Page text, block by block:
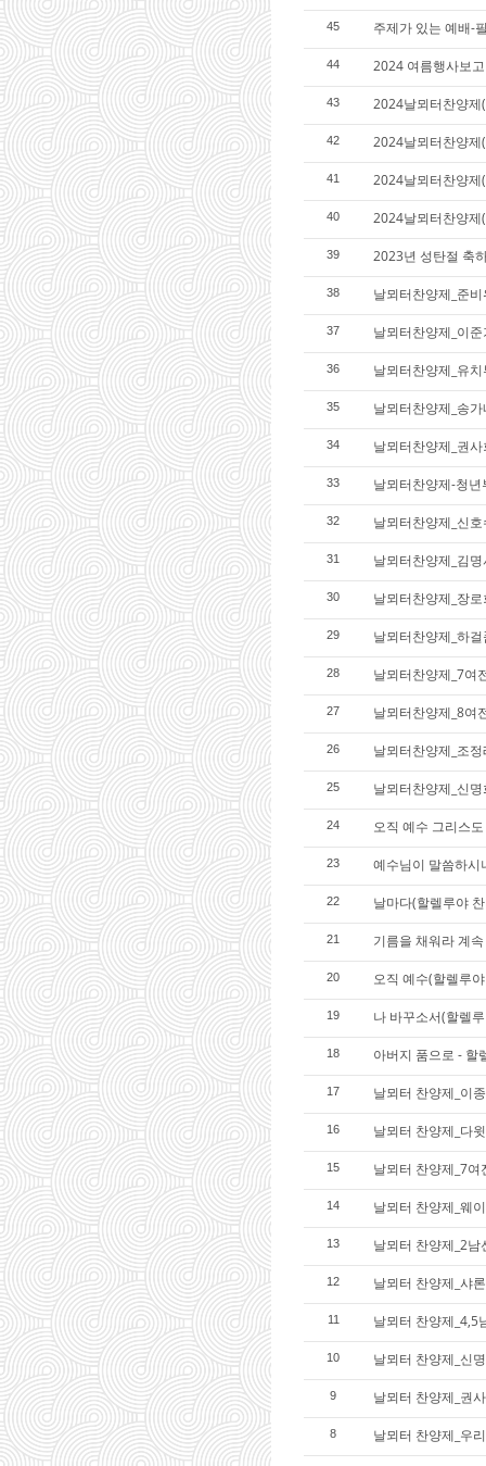
45 주제가 있는 예배-
44 2024 여름행사보고
43 2024날뫼터찬양제
42 2024날뫼터찬양
41 2024날뫼터찬양제
40 2024날뫼터찬양제
39 2023년 성탄절 축
38 날뫼터찬양제_준
37 날뫼터찬양제_이
36 날뫼터찬양제_유
35 날뫼터찬양제_송가
34 날뫼터찬양제_권사
33 날뫼터찬양제-청년
32 날뫼터찬양제_신호
31 날뫼터찬양제_김
30 날뫼터찬양제_장로
29 날뫼터찬양제_하걸
28 날뫼터찬양제_7여
27 날뫼터찬양제_8여
26 날뫼터찬양제_조
25 날뫼터찬양제_신
24 오직 예수 그리스
23 예수님이 말씀하시
22 날마다(할렐루야
21 기름을 채워라 계
20 오직 예수(할렐루
19 나 바꾸소서(할렐
18 아버지 품으로 - 할
17 날뫼터 찬양제_이
16 날뫼터 찬양제_다
15 날뫼터 찬양제_7
14 날뫼터 찬양제_웨
13 날뫼터 찬양제_2남
12 날뫼터 찬양제_샤
11 날뫼터 찬양제_4,5
10 날뫼터 찬양제_신
9 날뫼터 찬양제_권
8 날뫼터 찬양제_우